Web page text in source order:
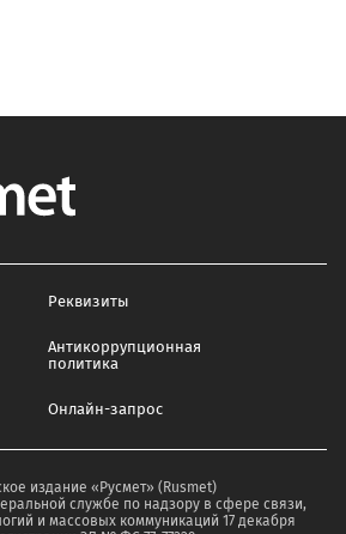
Реквизиты
Антикоррупционная
политика
Онлайн-запрос
издание «Русмет» (Rusmet)
службе по надзору в сфере связи,
и массовых коммуникаций 17 декабря